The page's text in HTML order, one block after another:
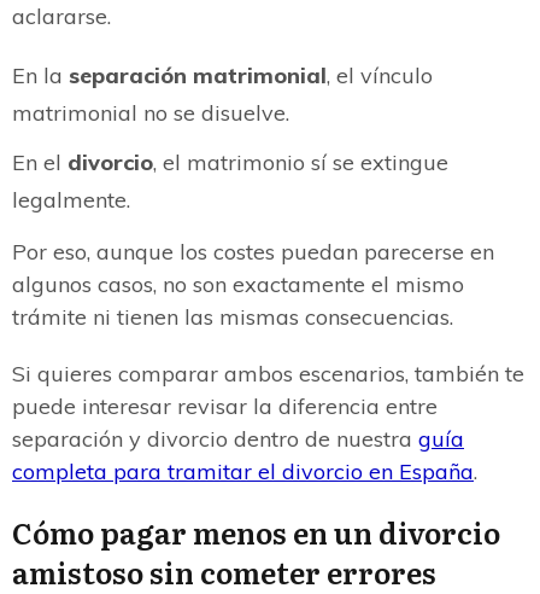
aclararse.
En la separación matrimonial, el vínculo
matrimonial no se disuelve.
En el divorcio, el matrimonio sí se extingue
legalmente.
Por eso, aunque los costes puedan parecerse en
algunos casos, no son exactamente el mismo
trámite ni tienen las mismas consecuencias.
Si quieres comparar ambos escenarios, también te
puede interesar revisar la diferencia entre
separación y divorcio dentro de nuestra guía
completa para tramitar el divorcio en España.
Cómo pagar menos en un divorcio
amistoso sin cometer errores